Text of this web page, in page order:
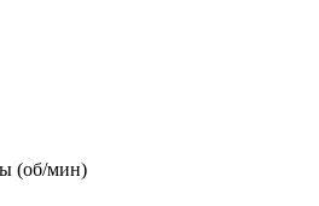
(об/мин)